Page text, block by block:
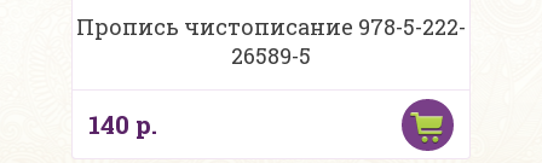
Пропись чистописание 978-5-222-
26589-5
140 р.